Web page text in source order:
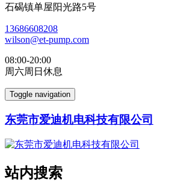
石碣镇单屋阳光路5号
13686608208
wilson@et-pump.com
08:00-20:00
周六周日休息
Toggle navigation
东莞市爱迪机电科技有限公司
站内搜索